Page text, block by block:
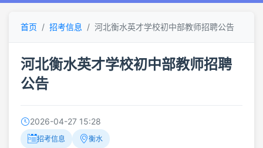
首页 招考信息 河北衡水英才学校初中部教师招聘公告
河北衡水英才学校初中部教师招聘
公告
2026-04-27 15:28
招考信息 衡水